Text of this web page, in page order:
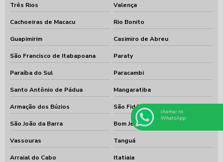
Três Rios Valença
Cachoeiras de Macacu Rio Bonito
Guapimirim Casimiro de Abreu
São Francisco de Itabapoana Paraty
Paraíba do Sul Paracambi
Santo Antônio de Pádua Mangaratiba
Armação dos Búzios São Fidélis
São João da Barra Bom Jesus do Itabapoana
Vassouras Tanguá
Arraial do Cabo Itatiaia
chamar no
WhatsApp